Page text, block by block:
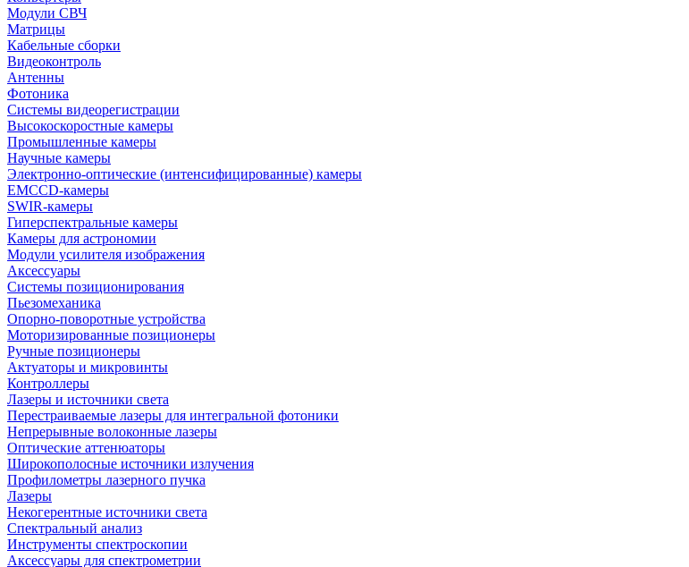
Модули СВЧ
Матрицы
Кабельные сборки
Видеоконтроль
Антенны
Фотоника
Cистемы видеорегистрации
Высокоскоростные камеры
Промышленные камеры
Научные камеры
Электронно-оптические (интенсифицированные) камеры
EMCCD-камеры
SWIR-камеры
Гиперспектральные камеры
Камеры для астрономии
Модули усилителя изображения
Аксессуары
Системы позиционирования
Пьезомеханика
Опорно-поворотные устройства
Моторизированные позиционеры
Ручные позиционеры
Актуаторы и микровинты
Контроллеры
Лазеры и источники света
Перестраиваемые лазеры для интегральной фотоники
Непрерывные волоконные лазеры
Оптические аттенюаторы
Широкополосные источники излучения
Профилометры лазерного пучка
Лазеры
Некогерентные источники света
Спектральный анализ
Инструменты спектроскопии
Аксессуары для спектрометрии